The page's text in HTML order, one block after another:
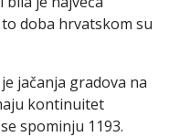
doba hrvatskom su
jačanja gradova na
kontinuitet
spominju 1193.